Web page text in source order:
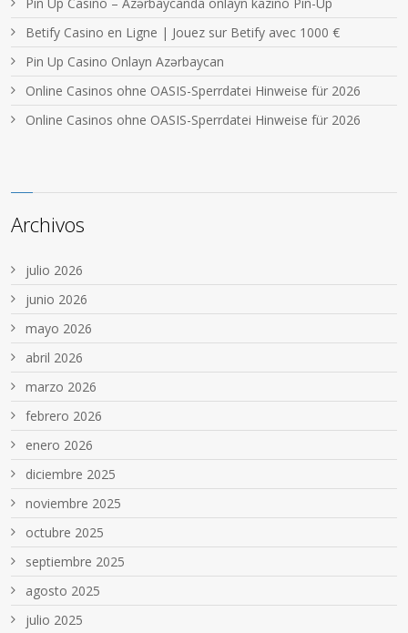
Betify Casino en Ligne | Jouez sur Betify avec 1000 €
Pin Up Casino Onlayn Azərbaycan
Online Casinos ohne OASIS-Sperrdatei Hinweise für 2026
Online Casinos ohne OASIS-Sperrdatei Hinweise für 2026
Archivos
julio 2026
junio 2026
mayo 2026
abril 2026
marzo 2026
febrero 2026
enero 2026
diciembre 2025
noviembre 2025
octubre 2025
septiembre 2025
agosto 2025
julio 2025